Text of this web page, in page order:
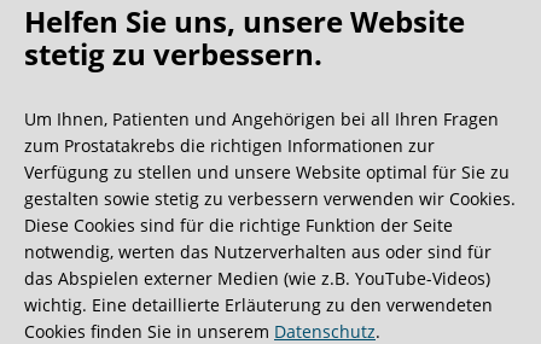
Oh what a ride!
Wir bekommen ja viele tolle Gästebucheinträge,
aber dieser ist doch sehr ungewöhnlich.
0:40 Minuten
Helfen Sie uns, unsere Website
stetig zu verbessern.
Um Ihnen, Patienten und Angehörigen bei all Ihren Fragen
zum Prostatakrebs die richtigen Informationen zur
Verfügung zu stellen und unsere Website optimal für Sie zu
gestalten sowie stetig zu verbessern verwenden wir Cookies.
Diese Cookies sind für die richtige Funktion der Seite
notwendig, werten das Nutzerverhalten aus oder sind für
das Abspielen externer Medien (wie z.B. YouTube-Videos)
wichtig. Eine detaillierte Erläuterung zu den verwendeten
Cookies finden Sie in unserem Datenschutz.